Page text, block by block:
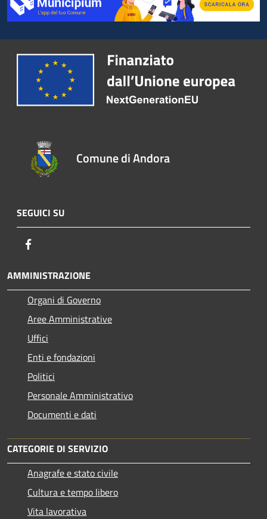
Comune di Andora
SEGUICI SU
AMMINISTRAZIONE
Organi di Governo
Aree Amministrative
Uffici
Enti e fondazioni
Politici
Personale Amministrativo
Documenti e dati
CATEGORIE DI SERVIZIO
Anagrafe e stato civile
Cultura e tempo libero
Vita lavorativa